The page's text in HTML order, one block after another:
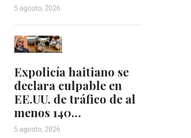
5 agosto, 2026
Expolicía haitiano se
declara culpable en
EE.UU. de tráfico de al
menos 140…
5 agosto, 2026